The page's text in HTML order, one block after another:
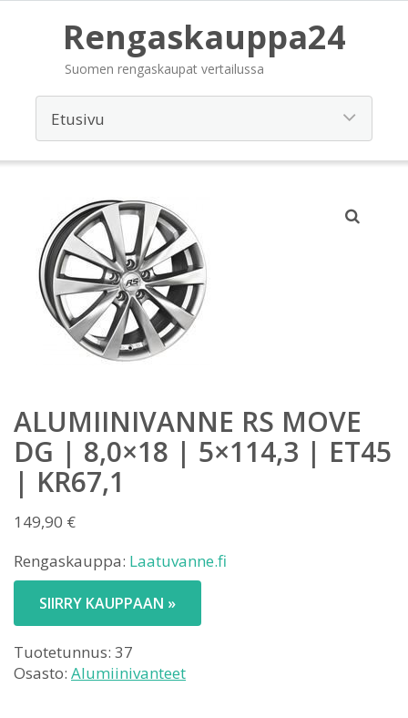
Rengaskauppa24
Suomen rengaskaupat vertailussa
ALUMIINIVANNE RS MOVE
DG | 8,0×18 | 5×114,3 | ET45
| KR67,1
149,90 €
Rengaskauppa: Laatuvanne.fi
SIIRRY KAUPPAAN »
Tuotetunnus: 37
Osasto: Alumiinivanteet